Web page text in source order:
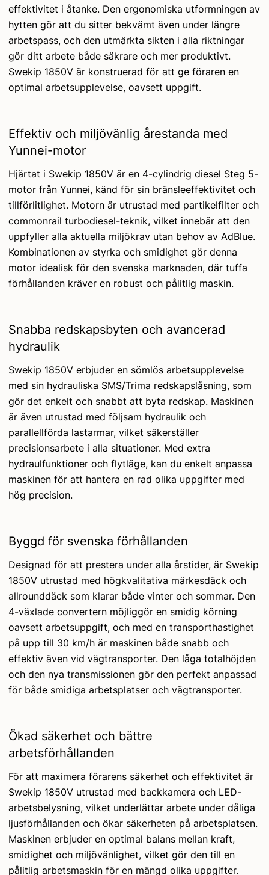
effektivitet i åtanke. Den ergonomiska utformningen av
hytten gör att du sitter bekvämt även under längre
arbetspass, och den utmärkta sikten i alla riktningar
gör ditt arbete både säkrare och mer produktivt.
Swekip 1850V är konstruerad för att ge föraren en
optimal arbetsupplevelse, oavsett uppgift.
Effektiv och miljövänlig årestanda med
Yunnei-motor
Hjärtat i Swekip 1850V är en 4-cylindrig diesel Steg 5-
motor från Yunnei, känd för sin bränsleeffektivitet och
tillförlitlighet. Motorn är utrustad med partikelfilter och
commonrail turbodiesel-teknik, vilket innebär att den
uppfyller alla aktuella miljökrav utan behov av AdBlue.
Kombinationen av styrka och smidighet gör denna
motor idealisk för den svenska marknaden, där tuffa
förhållanden kräver en robust och pålitlig maskin.
Snabba redskapsbyten och avancerad
hydraulik
Swekip 1850V erbjuder en sömlös arbetsupplevelse
med sin hydrauliska SMS/Trima redskapslåsning, som
gör det enkelt och snabbt att byta redskap. Maskinen
är även utrustad med följsam hydraulik och
parallellförda lastarmar, vilket säkerställer
precisionsarbete i alla situationer. Med extra
hydraulfunktioner och flytläge, kan du enkelt anpassa
maskinen för att hantera en rad olika uppgifter med
hög precision.
Byggd för svenska förhållanden
Designad för att prestera under alla årstider, är Swekip
1850V utrustad med högkvalitativa märkesdäck och
allrounddäck som klarar både vinter och sommar. Den
4-växlade convertern möjliggör en smidig körning
oavsett arbetsuppgift, och med en transporthastighet
på upp till 30 km/h är maskinen både snabb och
effektiv även vid vägtransporter. Den låga totalhöjden
och den nya transmissionen gör den perfekt anpassad
för både smidiga arbetsplatser och vägtransporter.
Ökad säkerhet och bättre
arbetsförhållanden
För att maximera förarens säkerhet och effektivitet är
Swekip 1850V utrustad med backkamera och LED-
arbetsbelysning, vilket underlättar arbete under dåliga
ljusförhållanden och ökar säkerheten på arbetsplatsen.
Maskinen erbjuder en optimal balans mellan kraft,
smidighet och miljövänlighet, vilket gör den till en
pålitlig arbetsmaskin för en mängd olika uppgifter.